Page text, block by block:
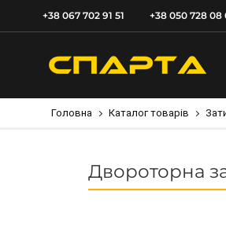
+38 067 702 91 51 +38 050 728 08
Головна Каталог товарів
Двороторна